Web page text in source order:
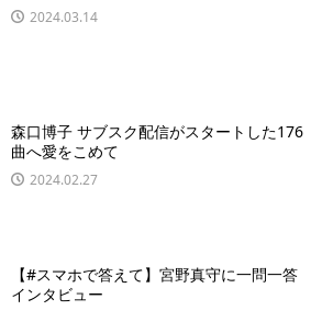
2024.03.14
森口博子 サブスク配信がスタートした176
曲へ愛をこめて
2024.02.27
【#スマホで答えて】宮野真守に一問一答
インタビュー